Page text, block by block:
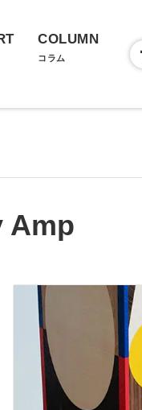
COLUMN
コラム
Amp